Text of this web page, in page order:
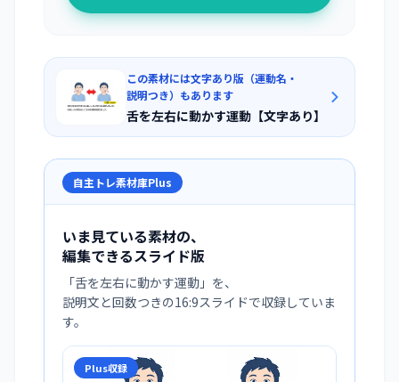
この素材には文字あり版（運動名・
説明つき）もあります
舌を左右に動かす運動【文字あり】
自主トレ素材庫Plus
いま見ている素材の、
編集できるスライド版
「舌を左右に動かす運動 」を、
説明文と回数つきの16:9スライドで収録していま
す。
Plus収録